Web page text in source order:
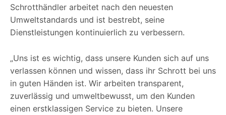
Schrotthändler arbeitet nach den neuesten
Umweltstandards und ist bestrebt, seine
Dienstleistungen kontinuierlich zu verbessern.
„Uns ist es wichtig, dass unsere Kunden sich auf uns
verlassen können und wissen, dass ihr Schrott bei uns
in guten Händen ist. Wir arbeiten transparent,
zuverlässig und umweltbewusst, um den Kunden
einen erstklassigen Service zu bieten. Unsere